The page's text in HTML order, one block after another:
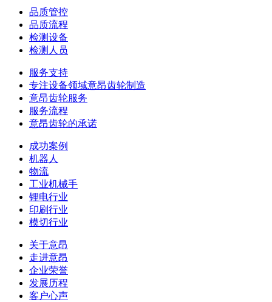
品质管控
品质流程
检测设备
检测人员
服务支持
专注设备领域意昂齿轮制造
意昂齿轮服务
服务流程
意昂齿轮的承诺
成功案例
机器人
物流
工业机械手
锂电行业
印刷行业
模切行业
关于意昂
走进意昂
企业荣誉
发展历程
客户心声